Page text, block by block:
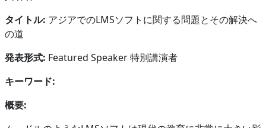
タイトル: アジアでのLMSソフトに関する問題とその解決へ
の道
発表形式: Featured Speaker 特別講演者
キーワード:
概要: